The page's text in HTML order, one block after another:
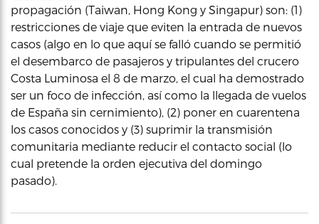
propagación (Taiwan, Hong Kong y Singapur) son: (1)
restricciones de viaje que eviten la entrada de nuevos
casos (algo en lo que aquí se falló cuando se permitió
el desembarco de pasajeros y tripulantes del crucero
Costa Luminosa el 8 de marzo, el cual ha demostrado
ser un foco de infección, así como la llegada de vuelos
de España sin cernimiento), (2) poner en cuarentena
los casos conocidos y (3) suprimir la transmisión
comunitaria mediante reducir el contacto social (lo
cual pretende la orden ejecutiva del domingo
pasado).